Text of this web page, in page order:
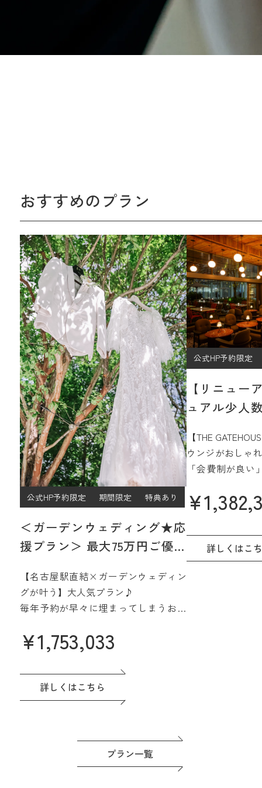
おすすめのプラン
公式HP予約限定 期間限定 特典あり
＜ガーデンウェディング★応
援プラン＞ 最大75万円ご優待
【名古屋駅直結×ガーデンウェディン
グが叶う】大人気プラン♪
毎年予約が早々に埋まってしまうお得
名駅直結&緑あふれる貸切会場。名古
屋城も一望できる眺望も人気です♪高
評価の料理は一番のおもてなし。
ドレスなど贅沢な特典つき◎準備もゆ
っくり進めよう！
¥1,753,033
詳しくはこちら
公式HP予約限定
【リニュ
ュアル少人
【THE
ウンジがおしゃ
「会費制が良
過ごしたい」
そんなご希望
15階、名古屋を
間で実現☆
さらに魅力的に
¥
詳しくはこ
プラン一覧